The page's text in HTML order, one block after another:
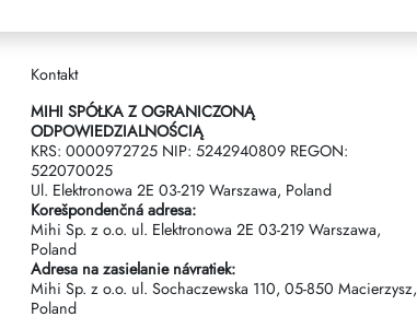
Kontakt
MIHI SPÓŁKA Z OGRANICZONĄ
ODPOWIEDZIALNOŚCIĄ
KRS: 0000972725 NIP: 5242940809 REGON:
522070025
Ul. Elektronowa 2Е 03-219 Warszawa, Poland
Korešpondenčná adresa:
Mihi Sp. z o.o. ul. Elektronowa 2Е 03-219 Warszawa,
Poland
Adresa na zasielanie návratiek:
Mihi Sp. z o.o. ul. Sochaczewska 110, 05-850 Macierzysz,
Poland